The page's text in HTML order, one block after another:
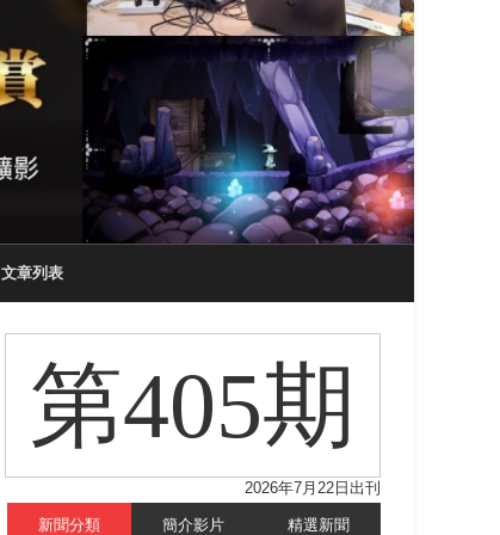
文章列表
第405期
2026年7月22日出刊
新聞分類 簡介影片 精選新聞